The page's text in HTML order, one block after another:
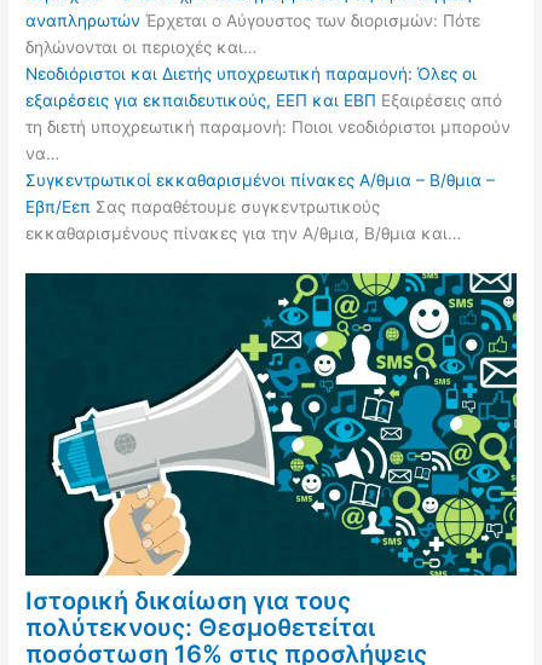
αναπληρωτών Έρχεται ο Αύγουστος των διορισμών: Πότε
δηλώνονται οι περιοχές και…
Νεοδιόριστοι και Διετής υποχρεωτική παραμονή: Όλες οι
εξαιρέσεις για εκπαιδευτικούς, ΕΕΠ και ΕΒΠ Εξαιρέσεις από
τη διετή υποχρεωτική παραμονή: Ποιοι νεοδιόριστοι μπορούν
να…
Συγκεντρωτικοί εκκαθαρισμένοι πίνακες Α/θμια – Β/θμια –
Εβπ/Εεπ Σας παραθέτουμε συγκεντρωτικούς
εκκαθαρισμένους πίνακες για την Α/θμια, Β/θμια και…
Ιστορική δικαίωση για τους
πολύτεκνους: Θεσμοθετείται
ποσόστωση 16% στις προσλήψεις